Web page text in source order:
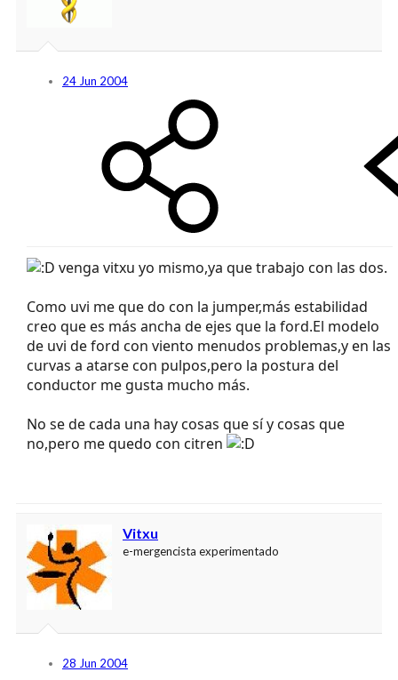
24 Jun 2004
venga vitxu yo mismo,ya que trabajo con las dos.
Como uvi me que do con la jumper,más estabilidad
creo que es más ancha de ejes que la ford.El modelo
de uvi de ford con viento menudos problemas,y en las
curvas a atarse con pulpos,pero la postura del
conductor me gusta mucho más.
No se de cada una hay cosas que sí y cosas que
no,pero me quedo con citren
Vitxu
e-mergencista experimentado
28 Jun 2004